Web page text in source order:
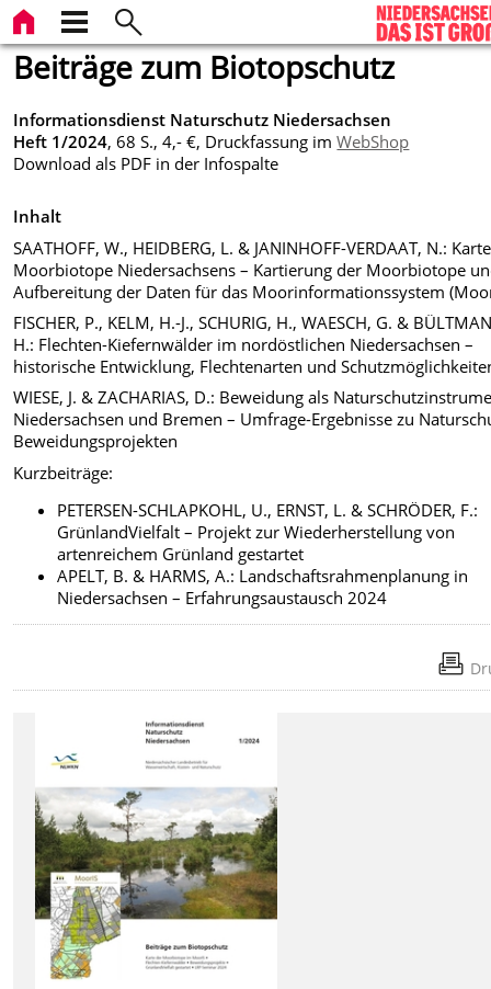
Beiträge zum Biotopschutz
Informationsdienst Naturschutz Niedersachsen
Heft 1/2024, 68 S., 4,- €, Druckfassung imWebShop
Download als PDF in der Infospalte
Inhalt
SAATHOFF, W., HEIDBERG, L. & JANINHOFF-VERDAAT, N.:
Moorbiotope Niedersachsens – Kartierung der Moorbiotope
Aufbereitung der Daten für das Moorinformationssystem
FISCHER, P., KELM, H.-J., SCHURIG, H., WAESCH, G. &
H.: Flechten-Kiefernwälder im nordöstlichen Niedersachsen –
historische Entwicklung, Flechtenarten und
WIESE, J. & ZACHARIAS, D.: Beweidung als
Niedersachsen und Bremen – Umfrage-Ergebnisse zu
Beweidungsprojekten
Kurzbeiträge:
PETERSEN-SCHLAPKOHL, U., ERNST, L. & SCHRÖDER, F.:
GrünlandVielfalt – Projekt zur Wiederherstellung von
artenreichem Grünland gestartet
APELT, B. & HARMS, A.: Landschaftsrahmenplanung in
Niedersachsen – Erfahrungsaustausch 2024